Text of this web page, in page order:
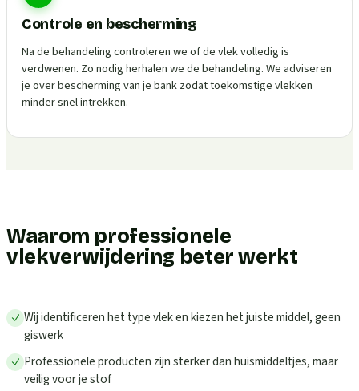
Controle en bescherming
Na de behandeling controleren we of de vlek volledig is
verdwenen. Zo nodig herhalen we de behandeling. We adviseren
je over bescherming van je bank zodat toekomstige vlekken
minder snel intrekken.
Waarom professionele
vlekverwijdering beter werkt
Wij identificeren het type vlek en kiezen het juiste middel, geen
giswerk
Professionele producten zijn sterker dan huismiddeltjes, maar
veilig voor je stof